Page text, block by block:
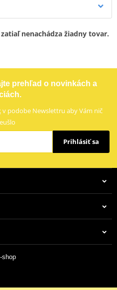
nenachádza žiadny tovar.
prehľad o novinkách a
v podobe Newslettru aby Vám nič
Prihlásiť sa
shop